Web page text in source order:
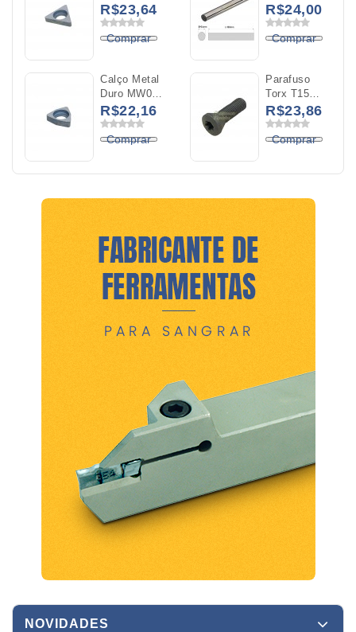
Para O
Inserto
TNMG 16
R$23,64
Comprar
Metal Duro
YK20
Diâmetro
R$24,00
Comprar
Calço Metal
Duro MW06
Para O
Inserto
WNMG 06
R$22,16
Comprar
Parafuso
Torx T15
M4X0,5x14mm
R$23,86
Comprar
NOVIDADES